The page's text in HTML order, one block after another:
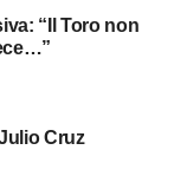
“Il Toro non
Cruz